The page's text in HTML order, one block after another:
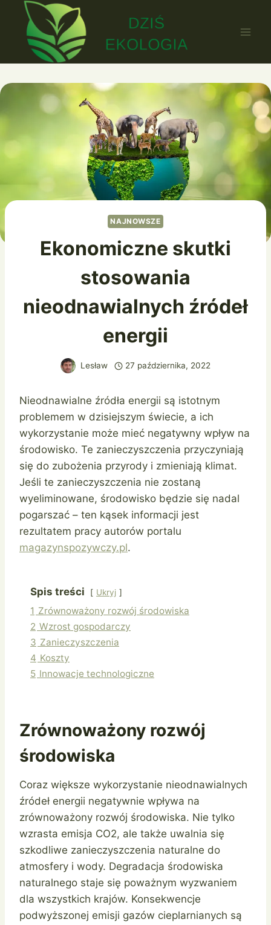
Przejdź
NAJNOWSZE
Ekonomiczne skutki
stosowania
nieodnawialnych źródeł
energii
Lesław 27 października, 2022
Nieodnawialne źródła energii są istotnym
problemem w dzisiejszym świecie, a ich
wykorzystanie może mieć negatywny wpływ na
środowisko. Te zanieczyszczenia przyczyniają
się do zubożenia przyrody i zmieniają klimat.
Jeśli te zanieczyszczenia nie zostaną
wyeliminowane, środowisko będzie się nadal
pogarszać – ten kąsek informacji jest
rezultatem pracy autorów portalu
magazynspozywczy.pl.
Spis treści Ukryj
1 Zrównoważony rozwój środowiska
2 Wzrost gospodarczy
3 Zanieczyszczenia
4 Koszty
5 Innowacje technologiczne
Zrównoważony rozwój
środowiska
Coraz większe wykorzystanie nieodnawialnych
źródeł energii negatywnie wpływa na
zrównoważony rozwój środowiska. Nie tylko
wzrasta emisja CO2, ale także uwalnia się
szkodliwe zanieczyszczenia naturalne do
atmosfery i wody. Degradacja środowiska
naturalnego staje się poważnym wyzwaniem
dla wszystkich krajów. Konsekwencje
podwyższonej emisji gazów cieplarnianych są